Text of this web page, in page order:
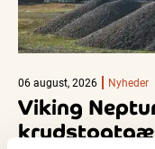
06 august, 2026 Nyheder
Viking